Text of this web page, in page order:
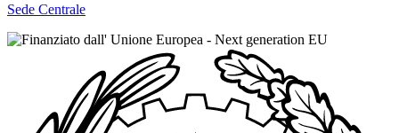
Sede Centrale